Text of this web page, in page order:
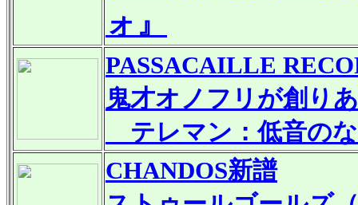
ォ』
PASSACAILLE
鬼才オノフリが創り
テレマン：低音の
CHANDOS新譜